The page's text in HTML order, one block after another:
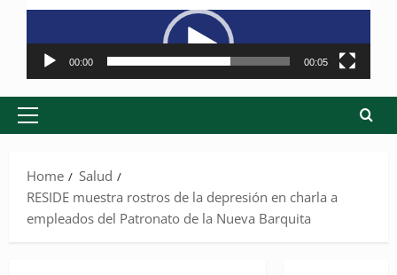
Reproductor
de
vídeo
00:00 00:05
Primary
Home
Salud
RESIDE muestra rostros de la depresión en charla a
empleados del Patronato de la Nueva Barquita